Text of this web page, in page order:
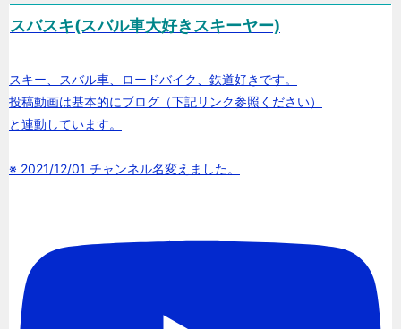
スバスキ(スバル車大好きスキーヤー)
スキー、スバル車、ロードバイク、鉄道好きです。
投稿動画は基本的にブログ（下記リンク参照ください）
と連動しています。
※ 2021/12/01 チャンネル名変えました。